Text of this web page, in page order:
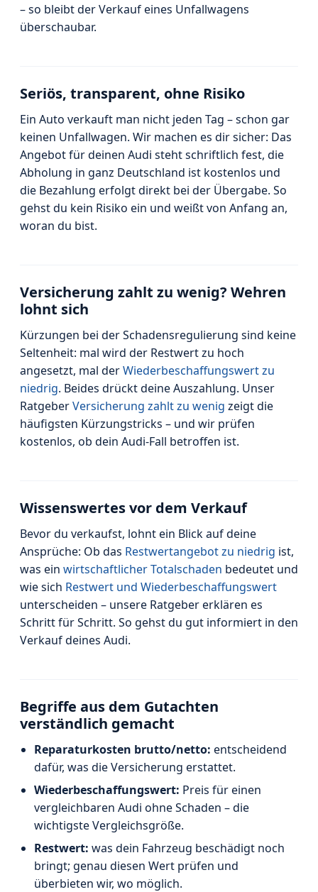
– so bleibt der Verkauf eines Unfallwagens
überschaubar.
Seriös, transparent, ohne Risiko
Ein Auto verkauft man nicht jeden Tag – schon gar
keinen Unfallwagen. Wir machen es dir sicher: Das
Angebot für deinen Audi steht schriftlich fest, die
Abholung in ganz Deutschland ist kostenlos und
die Bezahlung erfolgt direkt bei der Übergabe. So
gehst du kein Risiko ein und weißt von Anfang an,
woran du bist.
Versicherung zahlt zu wenig? Wehren
lohnt sich
Kürzungen bei der Schadensregulierung sind keine
Seltenheit: mal wird der Restwert zu hoch
angesetzt, mal derWiederbeschaffungswert zu
niedrig. Beides drückt deine Auszahlung. Unser
RatgeberVersicherung zahlt zu wenig zeigt die
häufigsten Kürzungstricks – und wir prüfen
kostenlos, ob dein Audi-Fall betroffen ist.
Wissenswertes vor dem Verkauf
Bevor du verkaufst, lohnt ein Blick auf deine
Ansprüche: Ob das Restwertangebot zu niedrig ist,
was ein wirtschaftlicher Totalschaden bedeutet und
wie sich Restwert und Wiederbeschaffungswert
unterscheiden – unsere Ratgeber erklären es
Schritt für Schritt. So gehst du gut informiert in den
Verkauf deines Audi.
Begriffe aus dem Gutachten
verständlich gemacht
Reparaturkosten brutto/netto: entscheidend
dafür, was die Versicherung erstattet.
Wiederbeschaffungswert: Preis für einen
vergleichbaren Audi ohne Schaden – die
wichtigste Vergleichsgröße.
Restwert: was dein Fahrzeug beschädigt noch
bringt; genau diesen Wert prüfen und
überbieten wir, wo möglich.